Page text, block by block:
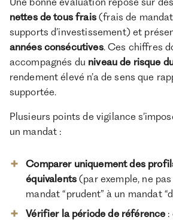
nettes de tous frais(frais de
supports d’investissement) et
années consécutives. Ces chiffres
accompagnés du niveau de risque
rendement élevé n’a de sens que
supportée.
Plusieurs points de vigilance
un mandat :
Comparer uniquement des
équivalents (par exemple, ne
mandat “prudent” à un mandat
Vérifier la période de référence :